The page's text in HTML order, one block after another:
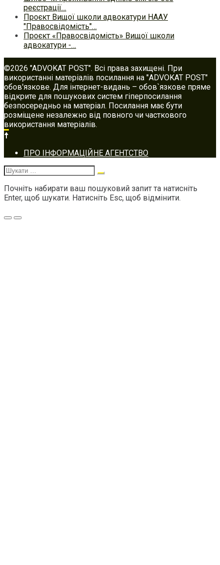
реєстрації…
Проєкт Вищої школи адвокатури НААУ
"Правосвідомість"…
Проєкт «Правосвідомість» Вищої школи
адвокатури -…
©2026 "ADVOKAT POST". Всі права захищені. При
використанні матеріалів посилання на "ADVOKAT POST"
обов'язкове. Для інтернет-видань – обов`язкове пряме
відкрите для пошукових систем гіперпосилання
безпосередньо на матеріал. Посилання має бути
розміщене незалежно від повного чи часткового
використання матеріалів.
Footer
navigation
ПРО ІНФОРМАЦІЙНЕ АГЕНТСТВО
Шукати:
Почніть набирати ваш пошуковий запит та натисніть
Enter, щоб шукати. Натисніть Esc, щоб відмінити.
Меню